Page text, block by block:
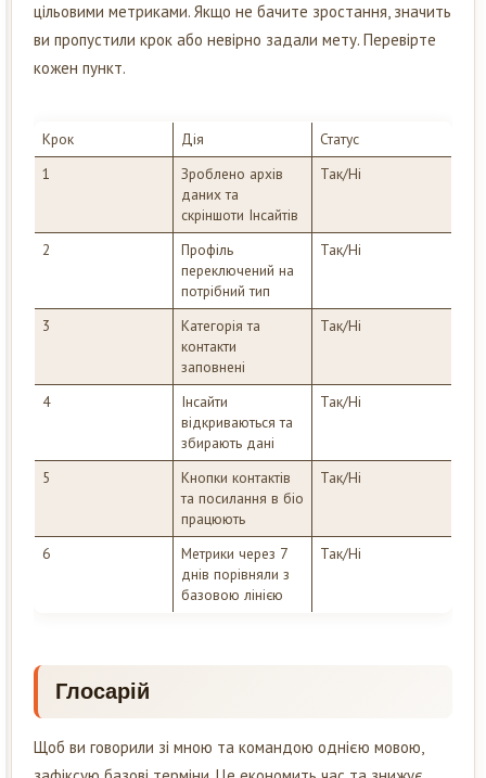
цільовими метриками. Якщо не бачите зростання, значить
ви пропустили крок або невірно задали мету. Перевірте
кожен пункт.
Крок Дія
Статус
1
Зроблено архів
даних та
скріншоти Інсайтів
Так/Ні
2
Профіль
переключений на
потрібний тип
Так/Ні
3
Категорія та
контакти
заповнені
Так/Ні
4
Інсайти
відкриваються та
збирають дані
Так/Ні
5
Кнопки контактів
та посилання в біо
працюють
Так/Ні
6
Метрики через 7
днів порівняли з
базовою лінією
Так/Ні
Глосарій
Щоб ви говорили зі мною та командою однією мовою,